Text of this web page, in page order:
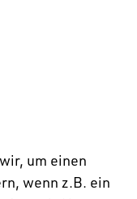
um einen
wenn z.B. ein